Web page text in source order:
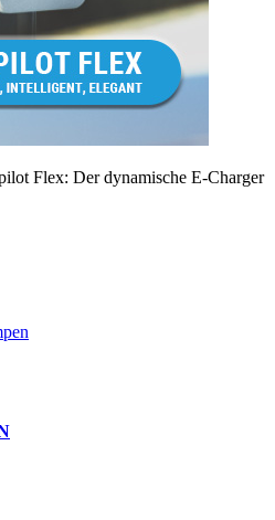
Flex: Der dynamische E-Charger